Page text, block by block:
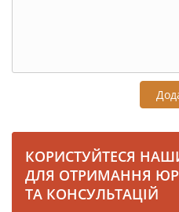
КОРИСТУЙТЕСЯ
ДЛЯ ОТРИМАННЯ
ТА КОНСУЛЬТАЦІЙ